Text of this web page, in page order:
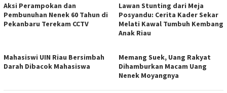
Aksi Perampokan dan
Pembunuhan Nenek 60 Tahun di
Pekanbaru Terekam CCTV
Lawan Stunting dari Meja
Posyandu: Cerita Kader Sekar
Melati Kawal Tumbuh Kembang
Anak Riau
Mahasiswi UIN Riau Bersimbah
Darah Dibacok Mahasiswa
Memang Suek, Uang Rakyat
Dihamburkan Macam Uang
Nenek Moyangnya